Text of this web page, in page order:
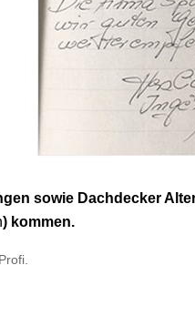
sowie Dachdecker
) kommen.